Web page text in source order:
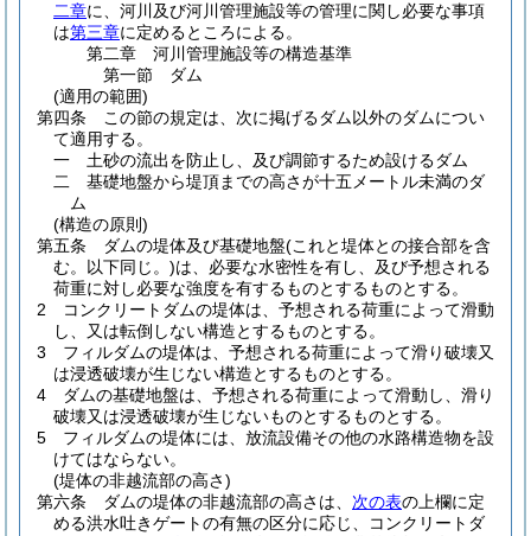
二章に、河川及び河川管理施設等の管理に関し必要な事項
は第三章に定めるところによる。
第二章
河川管理施設等の構造基準
第一節
ダム
(適用の範囲)
第四条
この節の規定は、次に掲げるダム以外のダムについ
て適用する。
一
土砂の流出を防止し、及び調節するため設けるダム
二
基礎地盤から堤頂までの高さが十五メートル未満のダ
ム
(構造の原則)
第五条
ダムの堤体及び基礎地盤(これと堤体との接合部を含
む。以下同じ。)は、必要な水密性を有し、及び予想される
荷重に対し必要な強度を有するものとするものとする。
2
コンクリートダムの堤体は、予想される荷重によって滑動
し、又は転倒しない構造とするものとする。
3
フィルダムの堤体は、予想される荷重によって滑り破壊又
は浸透破壊が生じない構造とするものとする。
4
ダムの基礎地盤は、予想される荷重によって滑動し、滑り
破壊又は浸透破壊が生じないものとするものとする。
5
フィルダムの堤体には、放流設備その他の水路構造物を設
けてはならない。
(堤体の非越流部の高さ)
第六条
ダムの堤体の非越流部の高さは、 次の表の上欄に定
める洪水吐きゲートの有無の区分に応じ、コンクリートダ